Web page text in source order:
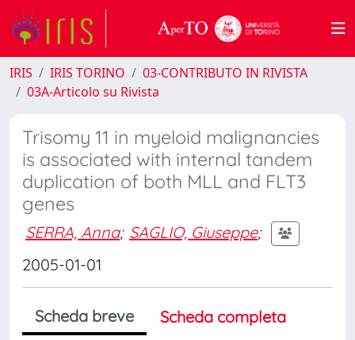
IRIS IRIS TORINO
03-CONTRIBUTO IN RIVISTA
03A-Articolo su Rivista
Trisomy 11 in myeloid malignancies
is associated with internal tandem
duplication of both MLL and FLT3
genes
SERRA, Anna; SAGLIO, Giuseppe;
2005-01-01
Scheda breve
Scheda completa